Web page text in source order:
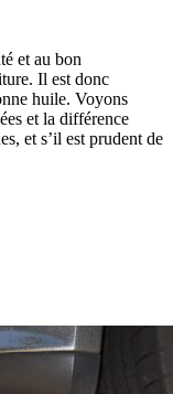
et au bon
Il est donc
huile. Voyons
et la différence
et s’il est prudent de